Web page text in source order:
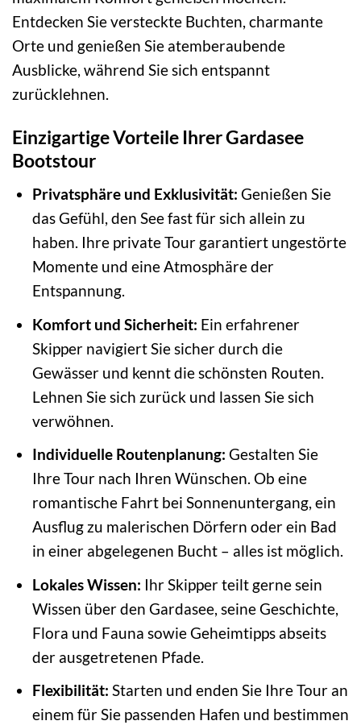
Entdecken Sie versteckte Buchten, charmante
Orte und genießen Sie atemberaubende
Ausblicke, während Sie sich entspannt
zurücklehnen.
Einzigartige Vorteile Ihrer Gardasee
Bootstour
Privatsphäre und Exklusivität: Genießen Sie
das Gefühl, den See fast für sich allein zu
haben. Ihre private Tour garantiert ungestörte
Momente und eine Atmosphäre der
Entspannung.
Komfort und Sicherheit: Ein erfahrener
Skipper navigiert Sie sicher durch die
Gewässer und kennt die schönsten Routen.
Lehnen Sie sich zurück und lassen Sie sich
verwöhnen.
Individuelle Routenplanung: Gestalten Sie
Ihre Tour nach Ihren Wünschen. Ob eine
romantische Fahrt bei Sonnenuntergang, ein
Ausflug zu malerischen Dörfern oder ein Bad
in einer abgelegenen Bucht – alles ist möglich.
Lokales Wissen: Ihr Skipper teilt gerne sein
Wissen über den Gardasee, seine Geschichte,
Flora und Fauna sowie Geheimtipps abseits
der ausgetretenen Pfade.
Flexibilität: Starten und enden Sie Ihre Tour an
einem für Sie passenden Hafen und bestimmen